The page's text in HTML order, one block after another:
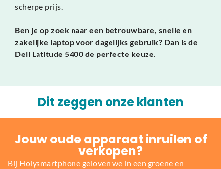
scherpe prijs.
Ben je op zoek naar een betrouwbare, snelle en
zakelijke laptop voor dagelijks gebruik? Dan is de
Dell Latitude 5400 de perfecte keuze.
Dit zeggen onze klanten
Jouw oude apparaat inruilen of
verkopen?
Bij Holysmartphone geloven we in een groene en